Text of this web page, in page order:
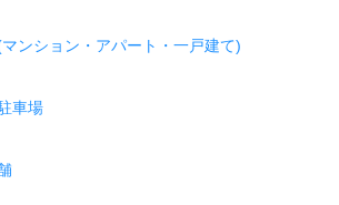
ンション・アパート・一戸建て)
車場